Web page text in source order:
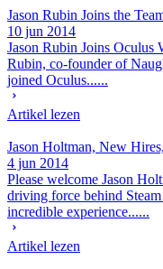
Jason Rubin Joins the
10 jun 2014
Jason Rubin Joins Oculus
Rubin, co-founder of
joined Oculus......
Artikel lezen
Jason Holtman, New
4 jun 2014
Please welcome Jason
driving force behind
incredible experience......
Artikel lezen